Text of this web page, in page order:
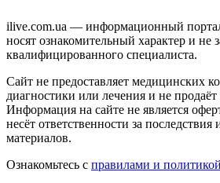
ilive.com.ua — информационный
носят ознакомительный характер и не
квалифицированного специалиста.
Сайт не предоставляет медицинских
диагностики или лечения и не
Информация на сайте не является
несёт ответственности за последствия
материалов.
Ознакомьтесь с правилами и